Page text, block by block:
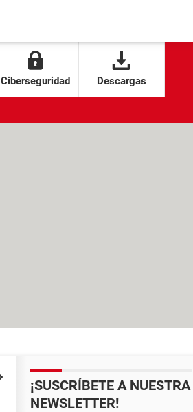
Ciberseguridad Descargas
¡SUSCRÍBETE A NUESTRA
NEWSLETTER!